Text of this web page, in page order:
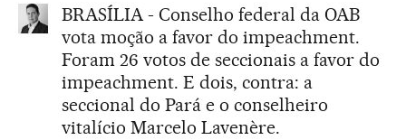
BRASÍLIA - Conselho federal da OAB
vota moção a favor do impeachment.
Foram 26 votos de seccionais a favor do
impeachment. E dois, contra: a
seccional do Pará e o conselheiro
vitalício Marcelo Lavenère.